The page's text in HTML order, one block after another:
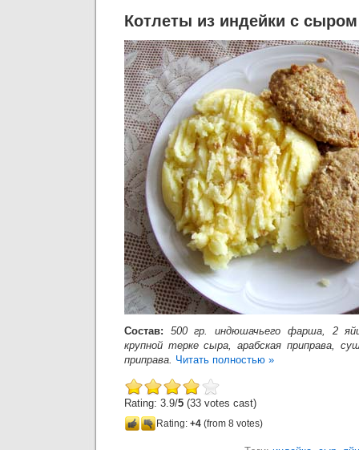
Котлеты из индейки с сыром
Состав: 500 гр. индюшачьего фарша, 2
крупной терке сыра, арабская приправа,
приправа. Читать полностью »
Rating: 3.9/5 (33 votes cast)
Rating: +4 (from 8 votes)